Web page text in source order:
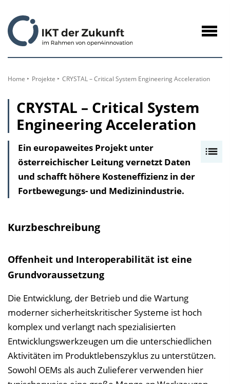
Inhalt
Home Projekte CRYSTAL – Critical System Engineering Acceleration
CRYSTAL – Critical System
Engineering Acceleration
Ein europaweites Projekt unter
österreichischer Leitung vernetzt Daten
und schafft höhere Kosteneffizienz in der
Fortbewegungs- und Medizinindustrie.
Kurzbeschreibung
Offenheit und Interoperabilität ist eine
Grundvoraussetzung
Die Entwicklung, der Betrieb und die Wartung
moderner sicherheitskritischer Systeme ist hoch
komplex und verlangt nach spezialisierten
Entwicklungswerkzeugen um die unterschiedlichen
Aktivitäten im Produktlebenszyklus zu unterstützen.
Sowohl OEMs als auch Zulieferer verwenden hier